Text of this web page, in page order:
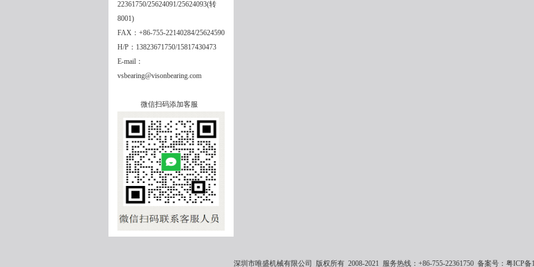
22361750/25624091/25624093(转
8001)
FAX：+86-755-22140284/25624590
H/P：13823671750/15817430473
E-mail：
vsbearing@visonbearing.com
微信扫码添加客服
深圳市唯盛机械有限公司 版权所有 2008-2021 服务热线：+86-755-22361750 备案号： 粤ICP备